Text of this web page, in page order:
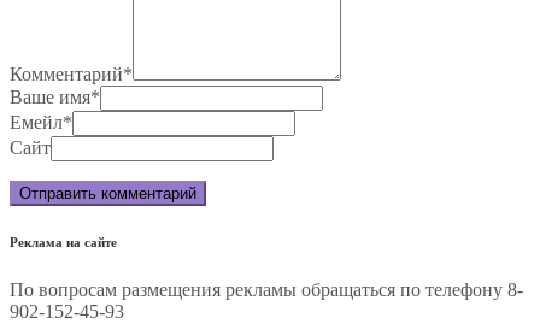
Комментарий*
Ваше имя*
Емейл*
Сайт
Реклама на сайте
По вопросам размещения рекламы обращаться по телефону 8-
902-152-45-93